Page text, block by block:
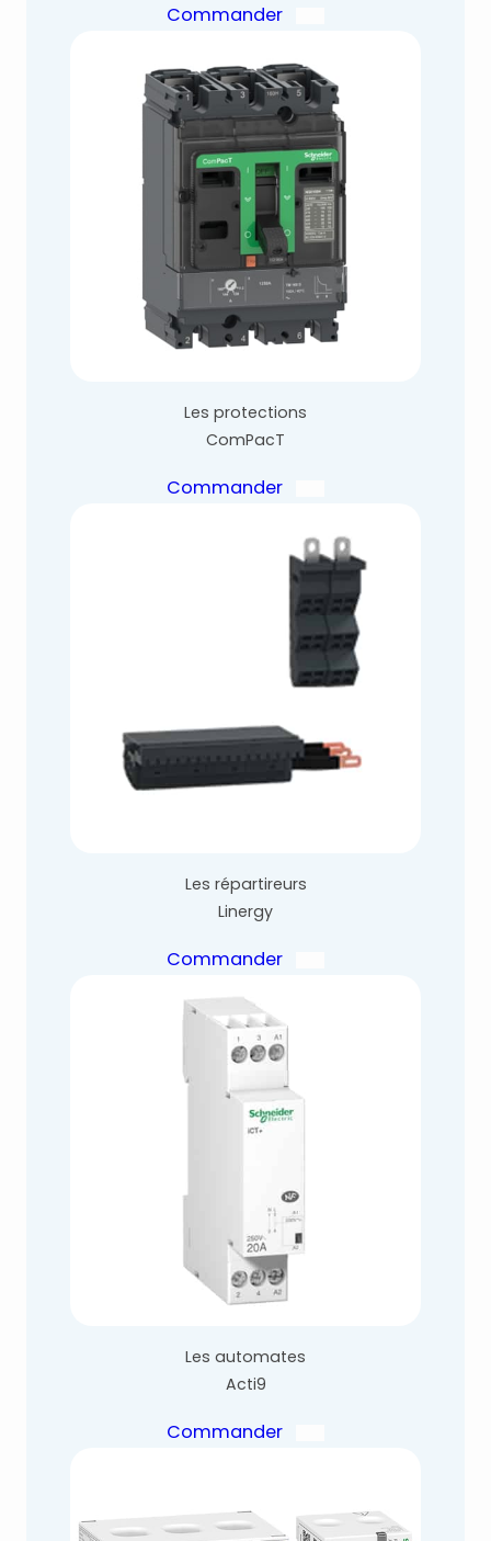
Commander
Les protections
ComPacT
Commander
Les répartireurs
Linergy
Commander
Les automates
Acti9
Commander